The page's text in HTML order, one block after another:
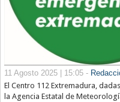
11 Agosto 2025 | 15:05 -
El Centro 112 Extremadura,
la Agencia Estatal de